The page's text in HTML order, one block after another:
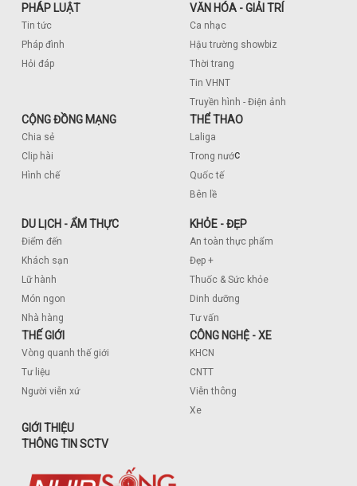
PHÁP LUẬT
Tin tức
Pháp đình
Hỏi đáp
VĂN HÓA - GIẢI TRÍ
Ca nhạc
Hậu trường showbiz
Thời trang
Tin VHNT
Truyền hình - Điện ảnh
CỘNG ĐỒNG MẠNG
Chia sẻ
Clip hài
Hình chế
THỂ THAO
Laliga
Trong nước
Quốc tế
Bên lề
DU LỊCH - ẨM THỰC
Điểm đến
Khách sạn
Lữ hành
Món ngon
Nhà hàng
KHỎE - ĐẸP
An toàn thực phẩm
Đẹp +
Thuốc & Sức khỏe
Dinh dưỡng
Tư vấn
THẾ GIỚI
Vòng quanh thế giới
Tư liệu
Người viễn xứ
CÔNG NGHỆ - XE
KHCN
CNTT
Viễn thông
Xe
GIỚI THIỆU
THÔNG TIN SCTV